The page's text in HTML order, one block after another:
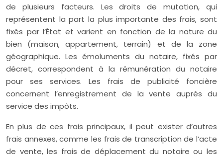
de plusieurs facteurs. Les droits de mutation, qui
représentent la part la plus importante des frais, sont
fixés par l’État et varient en fonction de la nature du
bien (maison, appartement, terrain) et de la zone
géographique. Les émoluments du notaire, fixés par
décret, correspondent à la rémunération du notaire
pour ses services. Les frais de publicité foncière
concernent l’enregistrement de la vente auprès du
service des impôts.
En plus de ces frais principaux, il peut exister d’autres
frais annexes, comme les frais de transcription de l’acte
de vente, les frais de déplacement du notaire ou les